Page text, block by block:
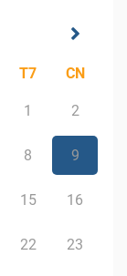
T7 CN
1 2
8 9
15 16
22 23